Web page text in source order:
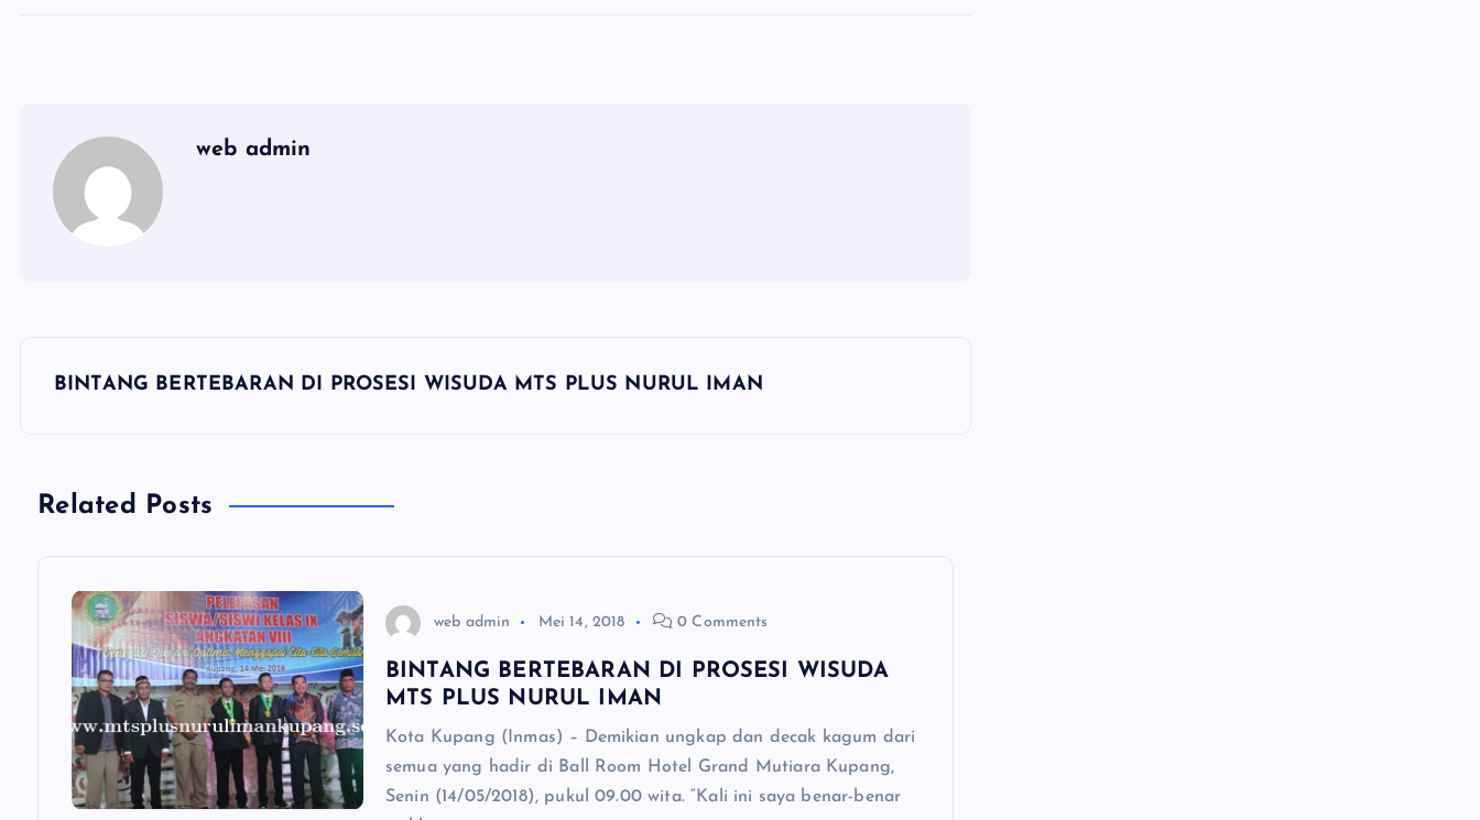
web admin
N
v
BINTANG BERTEBARAN DI PROSESI WISUDA MTS PLUS NURUL IMAN
Related Posts
web admin Mei 14, 2018 0 Comments
BINTANG BERTEBARAN DI PROSESI WISUDA
MTS PLUS NURUL IMAN
Kota Kupang (Inmas) – Demikian ungkap dan decak kagum dari
semua yang hadir di Ball Room Hotel Grand Mutiara Kupang,
Senin (14/05/2018), pukul 09.00 wita. “Kali ini saya benar-benar